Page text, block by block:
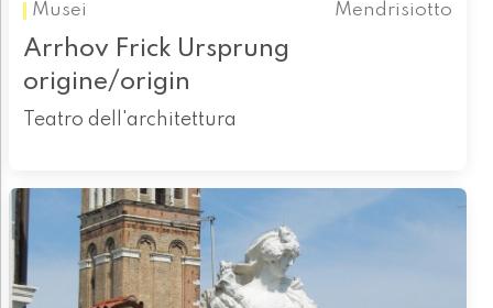
Musei
Mendrisiotto
Arrhov Frick Ursprung
origine/origin
Teatro dell'architettura